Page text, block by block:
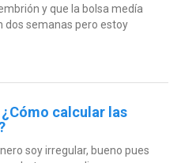
y que la bolsa medía
dos semanas pero estoy
calcular las
soy irregular, bueno pues